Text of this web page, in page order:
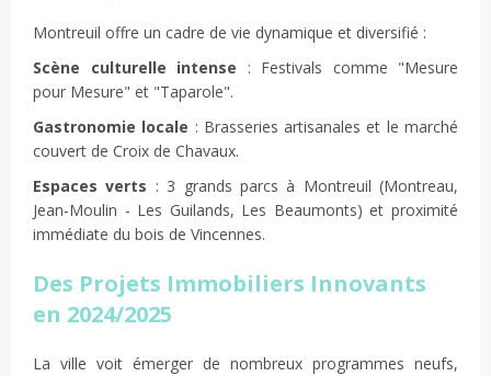
Montreuil offre un cadre de vie dynamique et diversifié :
Scène culturelle intense : Festivals comme "Mesure
pour Mesure" et "Taparole".
Gastronomie locale : Brasseries artisanales et le marché
couvert de Croix de Chavaux.
Espaces verts : 3 grands parcs à Montreuil (Montreau,
Jean-Moulin - Les Guilands, Les Beaumonts) et proximité
immédiate du bois de Vincennes.
Des Projets Immobiliers Innovants
en 2024/2025
La ville voit émerger de nombreux programmes neufs,